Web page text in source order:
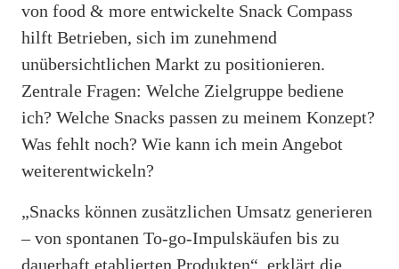
von food & more entwickelte Snack Compass
hilft Betrieben, sich im zunehmend
unübersichtlichen Markt zu positionieren.
Zentrale Fragen: Welche Zielgruppe bediene
ich? Welche Snacks passen zu meinem Konzept?
Was fehlt noch? Wie kann ich mein Angebot
weiterentwickeln?
„Snacks können zusätzlichen Umsatz generieren
– von spontanen To-go-Impulskäufen bis zu
dauerhaft etablierten Produkten“, erklärt die